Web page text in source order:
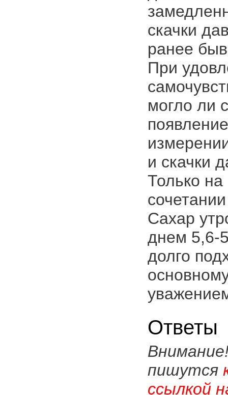
скачки
ранее
При
могло ли
и скачки
Только
Сахар
днем 5,6-
долго
Ответы
пишутся
ссылкой